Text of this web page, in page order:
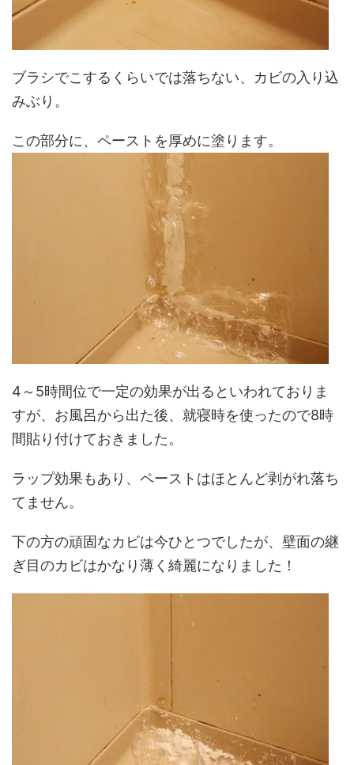
ブラシでこするくらいでは落ちない、カビの入り込
みぶり。
この部分に、ペーストを厚めに塗ります。
4～5時間位で一定の効果が出るといわれておりま
すが、お風呂から出た後、就寝時を使ったので8時
間貼り付けておきました。
ラップ効果もあり、ペーストはほとんど剥がれ落ち
てません。
下の方の頑固なカビは今ひとつでしたが、壁面の継
ぎ目のカビはかなり薄く綺麗になりました！